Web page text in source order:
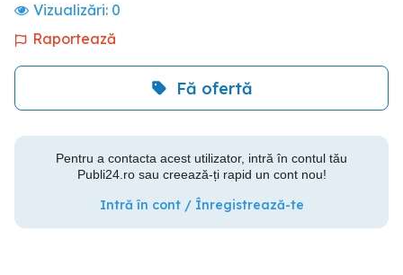
Vizualizări: 0
Raportează
Fă ofertă
Pentru a contacta acest utilizator, intră în contul tău
Publi24.ro sau creează-ți rapid un cont nou!
Intră în cont / Înregistrează-te